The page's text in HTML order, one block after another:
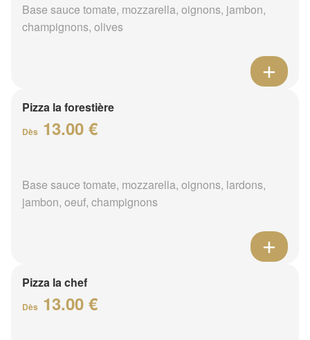
Base sauce tomate, mozzarella, oignons, jambon,
champignons, olives
Pizza la forestière
Dès 13.00 €
Base sauce tomate, mozzarella, oignons, lardons,
jambon, oeuf, champignons
Pizza la chef
Dès 13.00 €